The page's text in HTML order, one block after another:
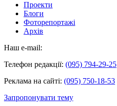
Проекти
Блоги
Фоторепортажі
Архів
Наш e-mail:
Телефон редакції: (095) 794-29-25
Реклама на сайті: (095) 750-18-53
Запропонувати тему